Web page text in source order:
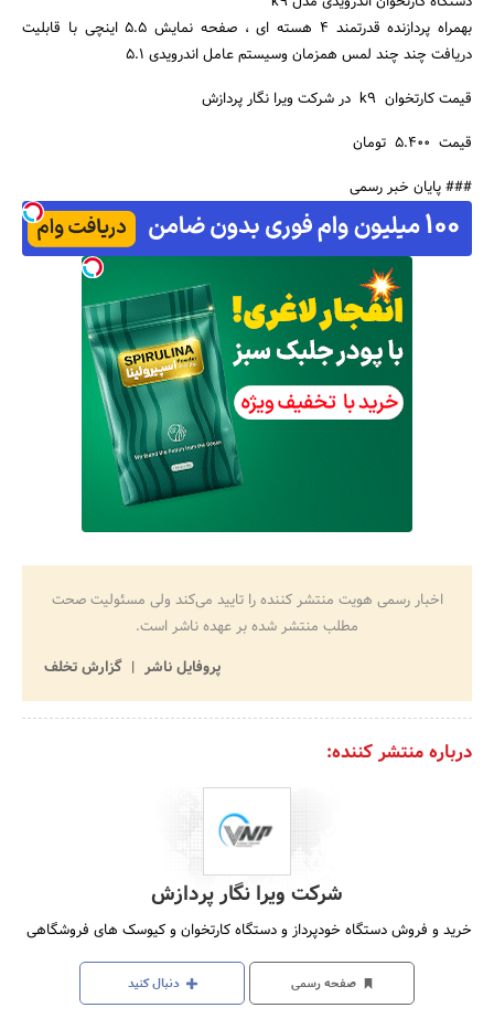
بهمراه پردازنده قدرتمند 4 هسته ای ، صفحه نمایش 5.5 اینچی با قابلیت
دریافت چند چند لمس همزمان وسیستم عامل اندرویدی 5.1
قیمت کارتخوان k9 در شرکت ویرا نگار پردازش
قیمت 5.400 تومان
### پایان خبر رسمی
اخبار رسمی هویت منتشر کننده را تایید می‌کند ولی مسئولیت صحت
مطلب منتشر شده بر عهده ناشر است.
پروفایل ناشر
گزارش تخلف
درباره منتشر کننده:
شرکت ویرا نگار پردازش
خرید و فروش دستگاه خودپرداز و دستگاه کارتخوان و کیوسک های فروشگاهی
صفحه رسمی دنبال کنید